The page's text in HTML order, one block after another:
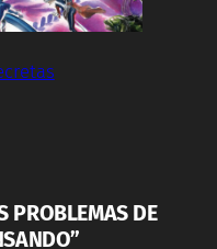
PROBLEMAS DE